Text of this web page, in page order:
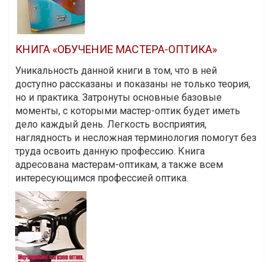
КНИГА «ОБУЧЕНИЕ МАСТЕРА-ОПТИКА»
Уникальность данной книги в том, что в ней
доступно рассказаны и показаны не только теория,
но и практика. Затронуты основные базовые
моменты, с которыми мастер-оптик будет иметь
дело каждый день. Легкость восприятия,
наглядность и несложная терминология помогут без
труда освоить данную профессию. Книга
адресована мастерам-оптикам, а также всем
интересующимся профессией оптика.